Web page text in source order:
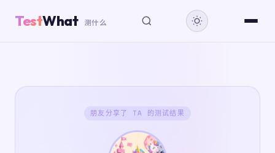
TestWhat 测什么
朋友分享了 TA 的测试结果